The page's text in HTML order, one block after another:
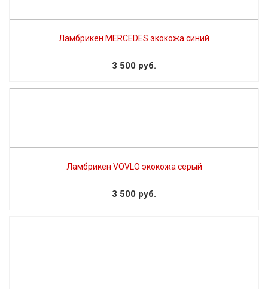
Ламбрикен MERCEDES экокожа синий
3 500 руб.
Ламбрикен VOVLO экокожа серый
3 500 руб.